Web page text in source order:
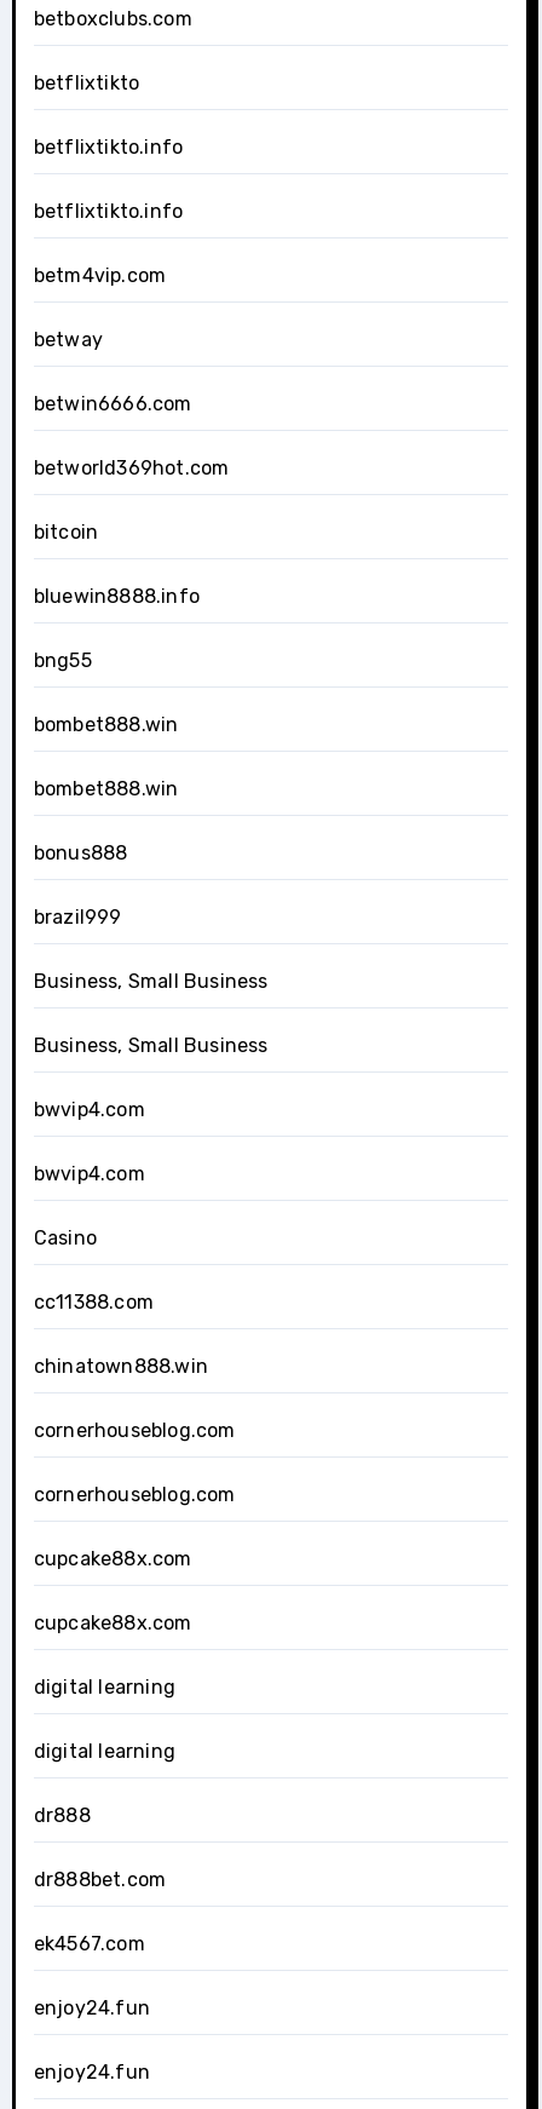
betboxclubs.com
betflixtikto
betflixtikto.info
betflixtikto.info
betm4vip.com
betway
betwin6666.com
betworld369hot.com
bitcoin
bluewin8888.info
bng55
bombet888.win
bombet888.win
bonus888
brazil999
Business, Small Business
Business, Small Business
bwvip4.com
bwvip4.com
Casino
cc11388.com
chinatown888.win
cornerhouseblog.com
cornerhouseblog.com
cupcake88x.com
cupcake88x.com
digital learning
digital learning
dr888
dr888bet.com
ek4567.com
enjoy24.fun
enjoy24.fun